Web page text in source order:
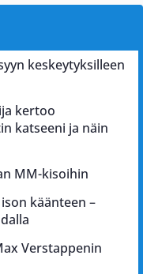
keskeytyksilleen
kertoo
katseeni ja näin
MM-kisoihin
käänteen –
Verstappenin